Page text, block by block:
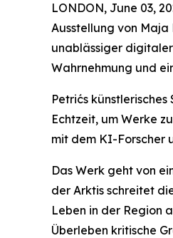
LONDON, June 03,
Ausstellung von
unablässiger
Wahrnehmung und
Petrićs
Echtzeit, um Werke
mit dem KI-Forscher
Das Werk geht von
der Arktis schreitet
Leben in der Region
Überleben kritische